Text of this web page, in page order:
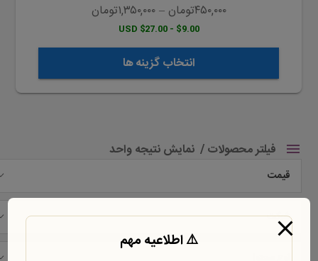
۴۵۰,۰۰۰تومان –۱,۳۵۰,۰۰۰تومان
$9.00 - $27.00 USD
انتخاب گزینه ها
فیلتر محصولات نمایش نتیجه واحد
قیمت
شرکت
⚠️ اطلاعیه مهم